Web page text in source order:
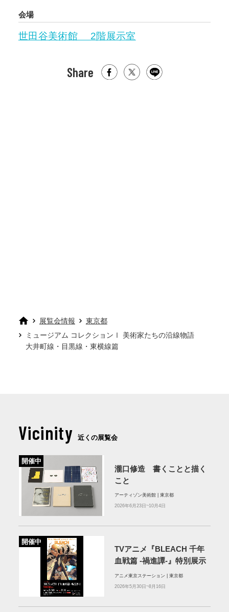
会場
世田谷美術館 2階展示室
Share
展覧会情報
東京都
ミュージアム コレクションⅠ 美術家たちの沿線物語
大井町線・目黒線・東横線篇
Vicinity 近くの展覧会
開催中
瀧口修造 書くことと描く
こと
アーティゾン美術館 | 東京都
2026年6月23日~10月4日
開催中
TVアニメ『BLEACH 千年
血戦篇 ‐禍進譚-』特別展示
アニメ東京ステーション | 東京都
2026年5月30日~8月16日